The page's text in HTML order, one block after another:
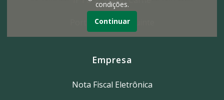
Portal do Contribuinte
Empresa
Nota Fiscal Eletrônica
condições.
Continuar